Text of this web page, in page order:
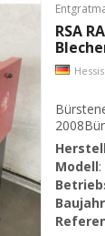
RSA
Volt, 50
Modell:
Baujahr